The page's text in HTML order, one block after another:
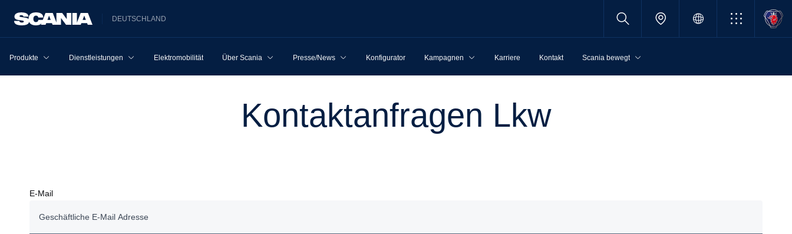
DEUTSCHLAND
Produkte Dienstleistungen Elektromobilität Über Scania Presse/News Konfigurator Kampagnen Karriere Kontakt Scania bewegt
Kontakt­an­fragen Lkw
E-Mail